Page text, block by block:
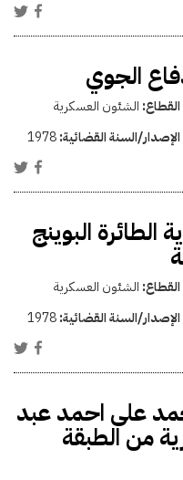
الجوي
الشئون العسكرية
السنة القضائية:1978
الطائرة البوينج
الشئون العسكرية
السنة القضائية:1978
على احمد عبد
من الطبقة